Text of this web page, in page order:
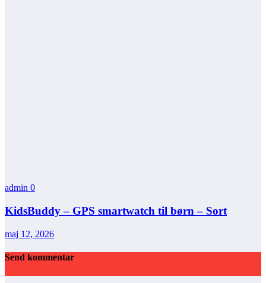
admin 0
KidsBuddy – GPS smartwatch til børn – Sort
maj 12, 2026
Send kommentar